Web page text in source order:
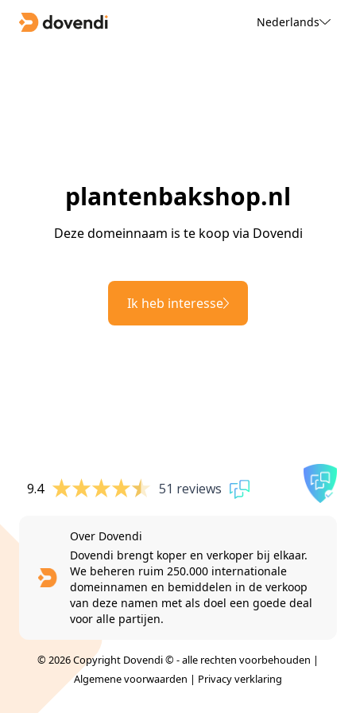
Nederlands
plantenbakshop.nl
Deze domeinnaam is te koop via Dovendi
Ik heb interesse
9.4 51 reviews
Over Dovendi
Dovendi brengt koper en verkoper bij elkaar.
We beheren ruim 250.000 internationale
domeinnamen en bemiddelen in de verkoop
van deze namen met als doel een goede deal
voor alle partijen.
© 2026 Copyright Dovendi © - alle rechten voorbehouden |
Algemene voorwaarden | Privacy verklaring